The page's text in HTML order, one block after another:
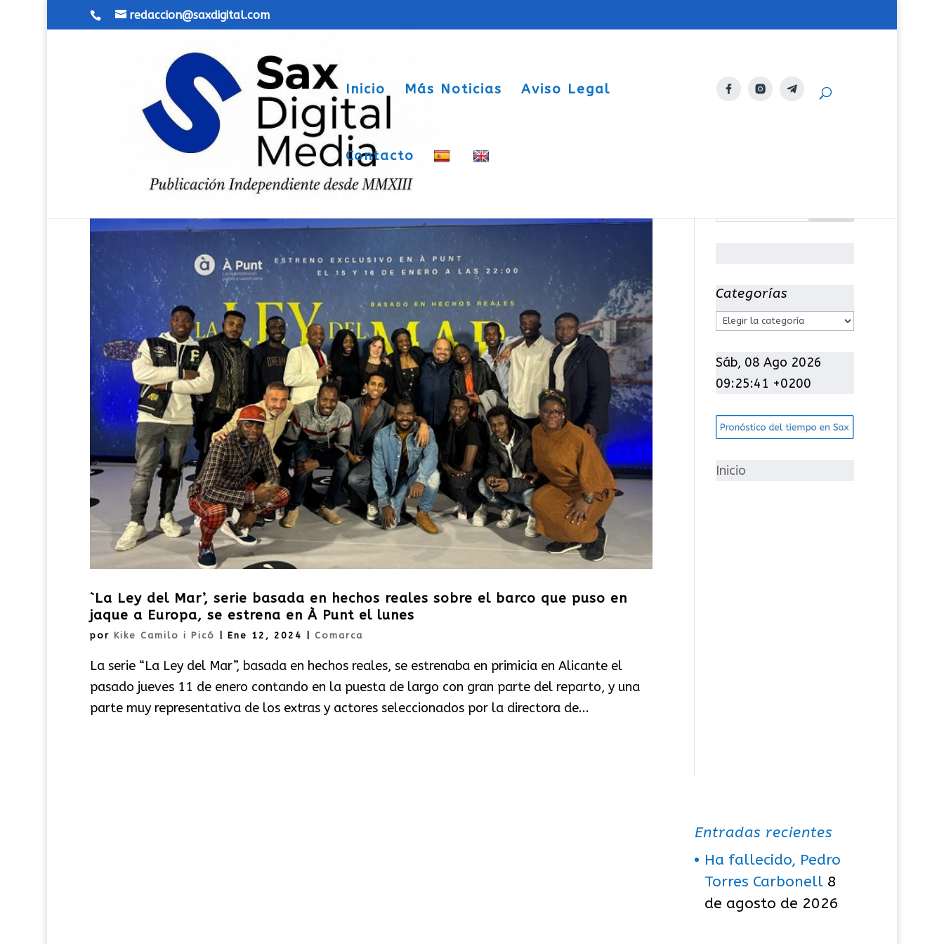
redaccion@saxdigital.com
Inicio Más Noticias Aviso Legal
Contacto
`La Ley del Mar’, serie basada en hechos reales sobre el barco que puso en
jaque a Europa, se estrena en À Punt el lunes
por Kike Camilo i Picó Ene 12, 2024 Comarca
La serie “La Ley del Mar”, basada en hechos reales, se estrenaba en primicia en Alicante el
pasado jueves 11 de enero contando en la puesta de largo con gran parte del reparto, y una
parte muy representativa de los extras y actores seleccionados por la directora de...
Categorías
C
t
e
o
í
Sáb, 08 Ago 2026
09:25:42 +0200
Inicio
Entradas recientes
Ha fallecido, Pedro
Torres Carbonell 8
de agosto de 2026